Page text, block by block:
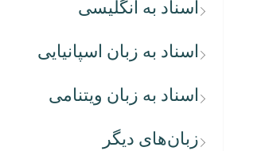
اسناد به انگلیسی
اسناد به زبان اسپانیایی
اسناد به زبان ویتنامی
زبان‌های دیگر